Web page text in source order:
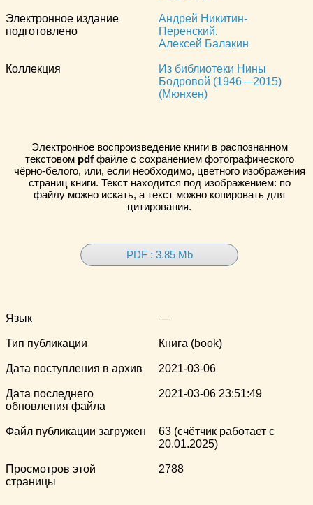
Электронное издание
подготовлено
Андрей Никитин-
Перенский,
Алексей Балакин
Коллекция
Из библиотеки Нины
Бодровой (1946—2015)
(Мюнхен)
Электронное воспроизведение книги в распознанном
текстовом pdfфайле с сохранением фотографического
чёрно-белого, или, если необходимо, цветного изображения
страниц книги. Текст находится под изображением: по
файлу можно искать, а текст можно копировать для
цитирования.
PDF : 3.85 Mb
Язык —
Тип публикации Книга (book)
Дата поступления в архив 2021-03-06
Дата последнего
обновления файла
2021-03-06 23:51:49
Файл публикации загружен
63 (счётчик работает с
20.01.2025)
Просмотров этой
страницы
2788